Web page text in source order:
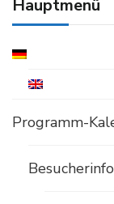
Hauptmenü
Programm-